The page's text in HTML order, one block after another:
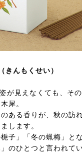
きんもくせい）
が見えなくても、そ
犀。
ある香りが、秋の訪
します。
梔子」「冬の蝋梅」と
のひとつと言われてい